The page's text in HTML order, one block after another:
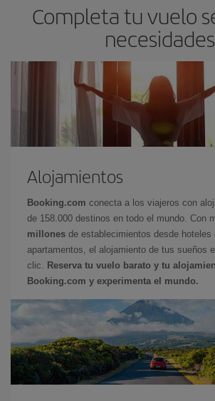
Completa tu vuelo
necesidades
Alojamientos
Booking.com conecta a los viajeros con
de 158.000 destinos en todo el mundo. Con
millones de establecimientos desde hoteles
apartamentos, el alojamiento de tus sueños
clic. Reserva tu vuelo barato y tu
Booking.com y experimenta el mundo.